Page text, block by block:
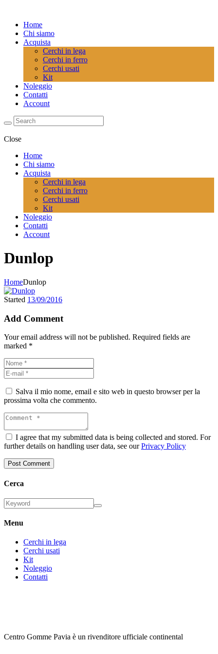
Home
Chi siamo
Acquista
Cerchi in lega
Cerchi in ferro
Cerchi usati
Kit
Noleggio
Contatti
Account
Close
Home
Chi siamo
Acquista
Cerchi in lega
Cerchi in ferro
Cerchi usati
Kit
Noleggio
Contatti
Account
Dunlop
HomeDunlop
Started 13/09/2016
Add Comment
Your email address will not be published. Required fields are
marked *
Salva il mio nome, email e sito web in questo browser per la
prossima volta che commento.
I agree that my submitted data is being collected and stored. For
further details on handling user data, see ourPrivacy Policy
Cerca
Menu
Cerchi in lega
Cerchi usati
Kit
Noleggio
Contatti
Centro Gomme Pavia è un rivenditore ufficiale continental